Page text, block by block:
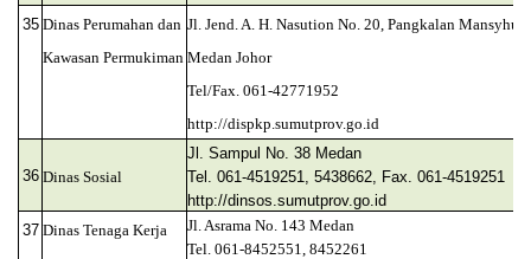
35 Dinas Perumahan dan
Kawasan Permukiman
Jl. Jend. A. H. Nasution No. 20, Pangkalan Mansyhur
Medan Johor
Tel/Fax. 061-42771952
http://dispkp.sumutprov.go.id
36 Dinas Sosial
Jl. Sampul No. 38 Medan
Tel. 061-4519251, 5438662, Fax. 061-4519251
http://dinsos.sumutprov.go.id
37 Dinas Tenaga Kerja
Jl. Asrama No. 143 Medan
Tel. 061-8452551, 8452261